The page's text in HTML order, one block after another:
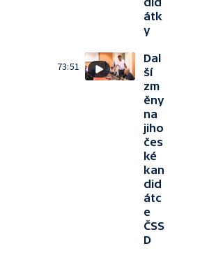
átk
y
73:51
Dal
ší
zm
ěny
na
jiho
čes
ké
kan
did
átc
e
ČSS
D